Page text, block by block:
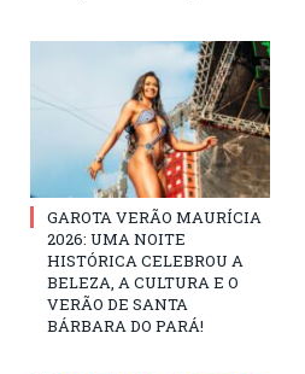
GAROTA VERÃO MAURÍCIA
2026: UMA NOITE
HISTÓRICA CELEBROU A
BELEZA, A CULTURA E O
VERÃO DE SANTA
BÁRBARA DO PARÁ!